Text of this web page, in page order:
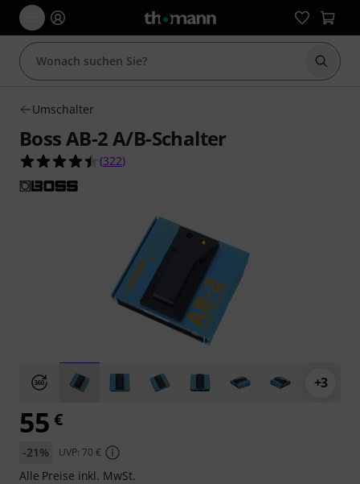
Suche
Umschalter
Boss AB-2 A/B-Schalter
4.4 von 5 Sternen aus 322 Kundenbewertungen
(322)
+3
55 €
-21% UVP: 70 €
Alle Preise inkl. MwSt.